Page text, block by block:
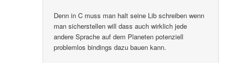
Denn in C muss man halt seine Lib schreiben wenn
man sicherstellen will dass auch wirklich jede
andere Sprache auf dem Planeten potenziell
problemlos bindings dazu bauen kann.